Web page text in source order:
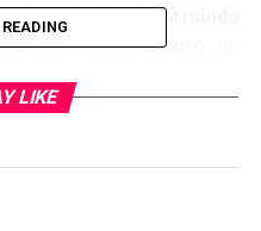
(TSI), construindo
do segmento no
a cada safra, a área de
Envelhecimento
LIKE